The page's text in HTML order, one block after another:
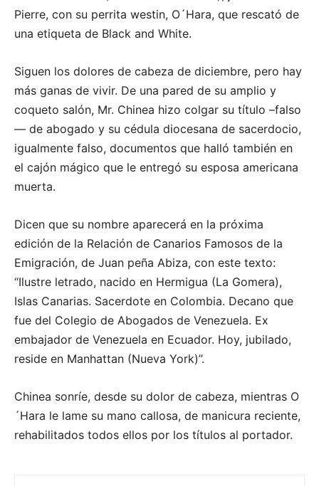
Pierre, con su perrita westin, O´Hara, que rescató de
una etiqueta de Black and White.
Siguen los dolores de cabeza de diciembre, pero hay
más ganas de vivir. De una pared de su amplio y
coqueto salón, Mr. Chinea hizo colgar su título –falso
— de abogado y su cédula diocesana de sacerdocio,
igualmente falso, documentos que halló también en
el cajón mágico que le entregó su esposa americana
muerta.
Dicen que su nombre aparecerá en la próxima
edición de la Relación de Canarios Famosos de la
Emigración, de Juan peña Abiza, con este texto:
“Ilustre letrado, nacido en Hermigua (La Gomera),
Islas Canarias. Sacerdote en Colombia. Decano que
fue del Colegio de Abogados de Venezuela. Ex
embajador de Venezuela en Ecuador. Hoy, jubilado,
reside en Manhattan (Nueva York)”.
Chinea sonríe, desde su dolor de cabeza, mientras O
´Hara le lame su mano callosa, de manicura reciente,
rehabilitados todos ellos por los títulos al portador.